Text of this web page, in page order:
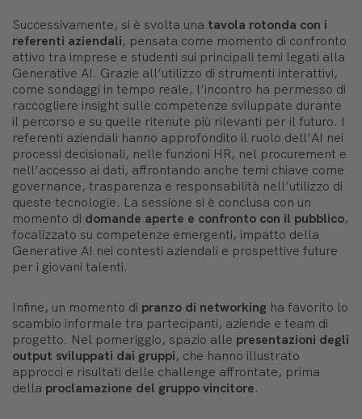
Successivamente, si è svolta una tavola rotonda con i
referenti aziendali, pensata come momento di confronto
attivo tra imprese e studenti sui principali temi legati alla
Generative AI. Grazie all’utilizzo di strumenti interattivi,
come sondaggi in tempo reale, l’incontro ha permesso di
raccogliere insight sulle competenze sviluppate durante
il percorso e su quelle ritenute più rilevanti per il futuro. I
referenti aziendali hanno approfondito il ruolo dell’AI nei
processi decisionali, nelle funzioni HR, nel procurement e
nell’accesso ai dati, affrontando anche temi chiave come
governance, trasparenza e responsabilità nell’utilizzo di
queste tecnologie. La sessione si è conclusa con un
momento di domande aperte e confronto con il pubblico,
focalizzato su competenze emergenti, impatto della
Generative AI nei contesti aziendali e prospettive future
per i giovani talenti.
Infine, un momento di pranzo di networking ha favorito lo
scambio informale tra partecipanti, aziende e team di
progetto. Nel pomeriggio, spazio alle presentazioni degli
output sviluppati dai gruppi, che hanno illustrato
approcci e risultati delle challenge affrontate, prima
della proclamazione del gruppo vincitore.